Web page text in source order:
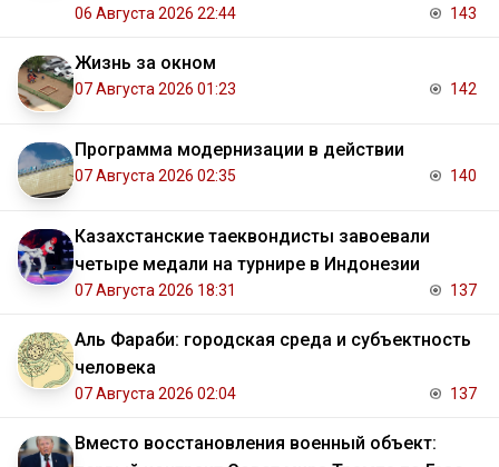
06 Августа 2026 22:44 143
Жизнь за окном
07 Августа 2026 01:23 142
Программа модернизации в действии
07 Августа 2026 02:35 140
Казахстанские таеквондисты завоевали
четыре медали на турнире в Индонезии
07 Августа 2026 18:31 137
Аль Фараби: городская среда и субъектность
человека
07 Августа 2026 02:04 137
Вместо восстановления военный объект: